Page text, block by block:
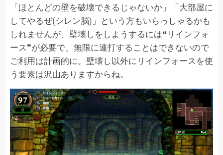
「ほとんどの壁を破壊できるじゃないか」「大部屋に
してやるぜ(シレン脳)」という方もいらっしゃるかも
しれませんが、壁壊しをしようするには❝リインフォ
ース❞が必要で、無限に連打することはできないので
ご利用は計画的に。壁壊し以外にリインフォースを使
う要素は沢山ありますからね。